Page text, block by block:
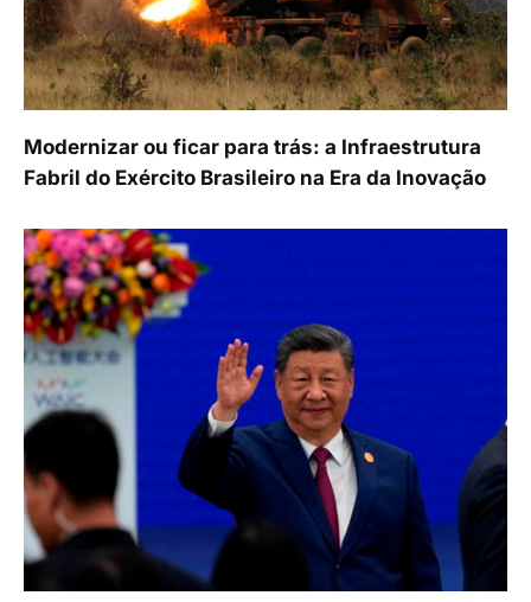
Modernizar ou ficar para trás: a Infraestrutura
Fabril do Exército Brasileiro na Era da Inovação